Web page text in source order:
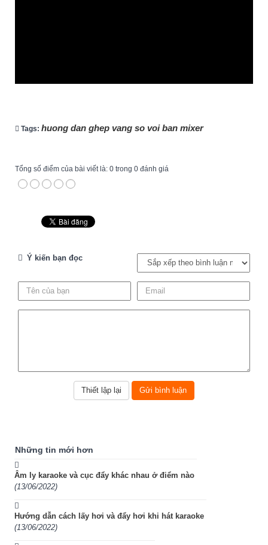
Tags: huong dan ghep vang so voi ban mixer
Tổng số điểm của bài viết là: 0 trong 0 đánh giá
Ý kiến bạn đọc
Những tin mới hơn
Âm ly karaoke và cục đẩy khác nhau ở điểm nào
(13/06/2022)
Hướng dẫn cách lấy hơi và đẩy hơi khi hát karaoke
(13/06/2022)